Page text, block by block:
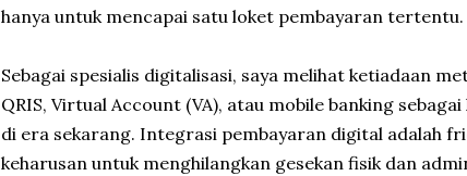
hanya untuk mencapai satu loket pembayaran tertentu.
Sebagai spesialis digitalisasi, saya melihat ketiadaan
QRIS, Virtual Account (VA), atau mobile banking
di era sekarang. Integrasi pembayaran digital adalah
keharusan untuk menghilangkan gesekan fisik dan